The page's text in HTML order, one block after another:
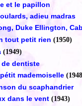
et le papillon
adieu madras
Duke Ellington,
tout petit rien (1950)
(1949)
de dentiste
mademoiselle
du scaphandrier
dans le vent (1943)